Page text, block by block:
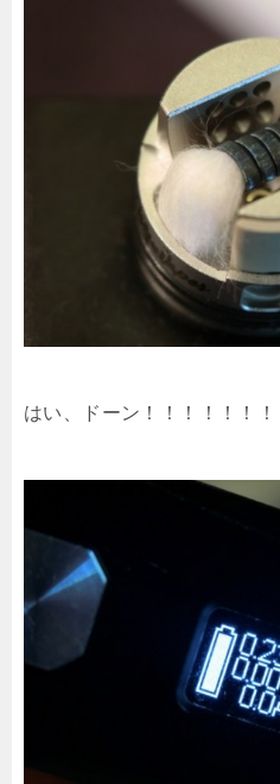
はい、ドーン！！！！！！！